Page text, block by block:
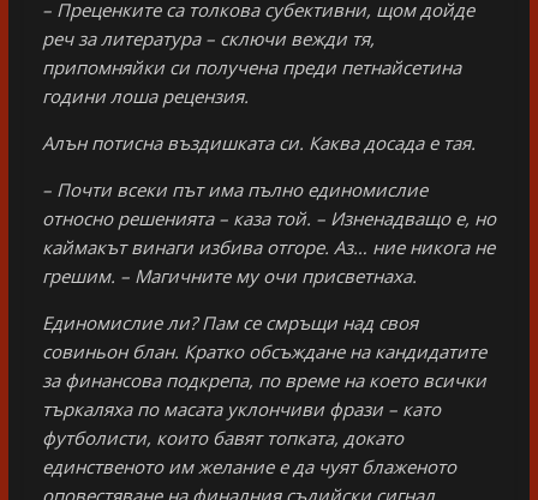
– Преценките са толкова субективни, щом дойде
реч за литература – сключи вежди тя,
припомняйки си получена преди петнайсетина
години лоша рецензия.
Алън потисна въздишката си. Каква досада е тая.
– Почти всеки път има пълно единомислие
относно решенията – каза той. – Изненадващо е, но
каймакът винаги избива отгоре. Аз… ние никога не
грешим. – Магичните му очи присветнаха.
Единомислие ли? Пам се смръщи над своя
совиньон блан. Кратко обсъждане на кандидатите
за финансова подкрепа, по време на което всички
търкаляха по масата уклончиви фрази – като
футболисти, които бавят топката, докато
единственото им желание е да чуят блаженото
оповестяване на финалния съдийски сигнал.